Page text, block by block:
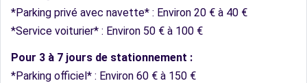
*Parking privé avec navette* : Environ 20 € à 40 €
*Service voiturier* : Environ 50 € à 100 €
Pour 3 à 7 jours de stationnement :
*Parking officiel* : Environ 60 € à 150 €